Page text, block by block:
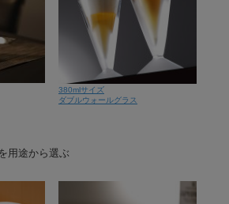
380mlサイズ
ダブルウォールグラス
用途から選ぶ